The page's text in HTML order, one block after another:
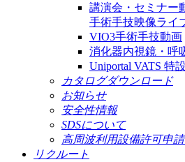
講演会・セミナー
手術手技映像ライ
VIO3手術手技動画
消化器内視鏡・呼
Uniportal VATS 特
カタログダウンロード
お知らせ
安全性情報
SDSについて
高周波利用設備許可申
リクルート